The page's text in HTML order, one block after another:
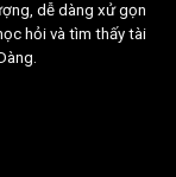
dễ dàng xử gọn
hỏi và tìm thấy tài